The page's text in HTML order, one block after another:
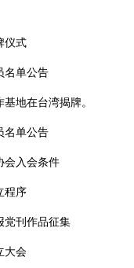
仪式
名单公告
地在台湾揭牌。
名单公告
会入会条件
程序
党刊作品征集
大会